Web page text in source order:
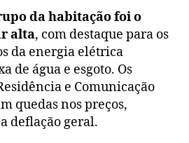
da habitação foi o
alta, com destaque para os
da energia elétrica
de água e esgoto. Os
e Comunicação
quedas nos preços,
deflação geral.